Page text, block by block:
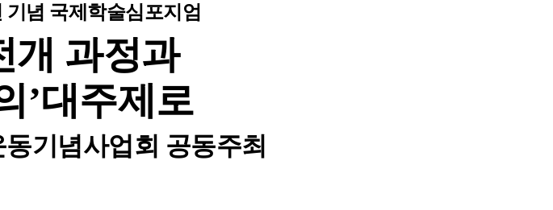
기념 국제학술심포지엄
개 과정과
’대주제로
동기념사업회 공동주최